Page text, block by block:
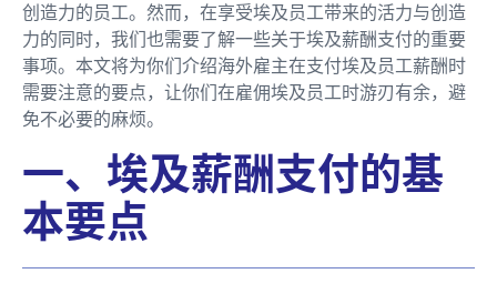
创造力的员工。然而，在享受埃及员工带来的活力与创造
力的同时，我们也需要了解一些关于埃及薪酬支付的重要
事项。本文将为你们介绍海外雇主在支付埃及员工薪酬时
需要注意的要点，让你们在雇佣埃及员工时游刃有余，避
免不必要的麻烦。
一、埃及薪酬支付的基
本要点